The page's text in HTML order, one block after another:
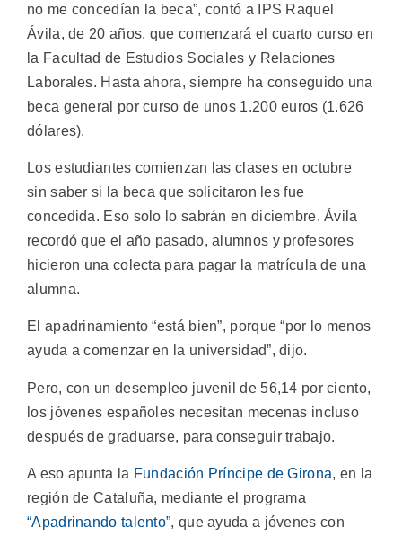
no me concedían la beca”, contó a IPS Raquel
Ávila, de 20 años, que comenzará el cuarto curso en
la Facultad de Estudios Sociales y Relaciones
Laborales. Hasta ahora, siempre ha conseguido una
beca general por curso de unos 1.200 euros (1.626
dólares).
Los estudiantes comienzan las clases en octubre
sin saber si la beca que solicitaron les fue
concedida. Eso solo lo sabrán en diciembre. Ávila
recordó que el año pasado, alumnos y profesores
hicieron una colecta para pagar la matrícula de una
alumna.
El apadrinamiento “está bien”, porque “por lo menos
ayuda a comenzar en la universidad”, dijo.
Pero, con un desempleo juvenil de 56,14 por ciento,
los jóvenes españoles necesitan mecenas incluso
después de graduarse, para conseguir trabajo.
A eso apunta la Fundación Príncipe de Girona, en la
región de Cataluña, mediante el programa
“Apadrinando talento”, que ayuda a jóvenes con